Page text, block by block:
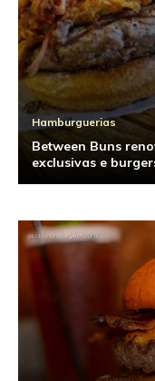
Hamburguerias
Between Buns
exclusivas e